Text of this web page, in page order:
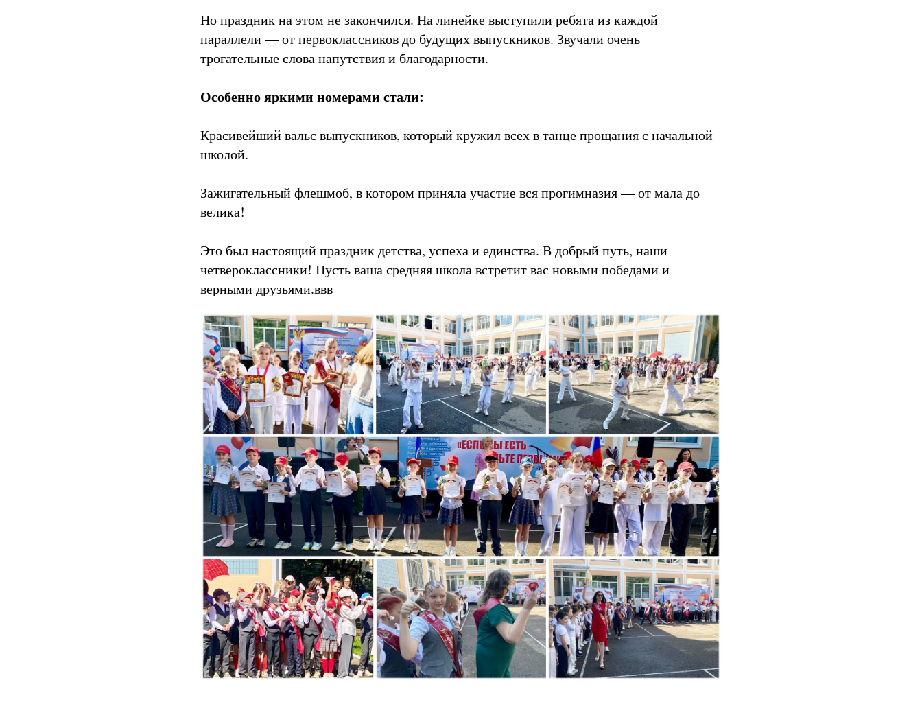
Но праздник на этом не закончился. На линейке выступили ребята из каждой
параллели — от первоклассников до будущих выпускников. Звучали очень
трогательные слова напутствия и благодарности.
Особенно яркими номерами стали:
Красивейший вальс выпускников, который кружил всех в танце прощания с начальной
школой.
Зажигательный флешмоб, в котором приняла участие вся прогимназия — от мала до
велика!
Это был настоящий праздник детства, успеха и единства. В добрый путь, наши
четвероклассники! Пусть ваша средняя школа встретит вас новыми победами и
верными друзьями.ввв